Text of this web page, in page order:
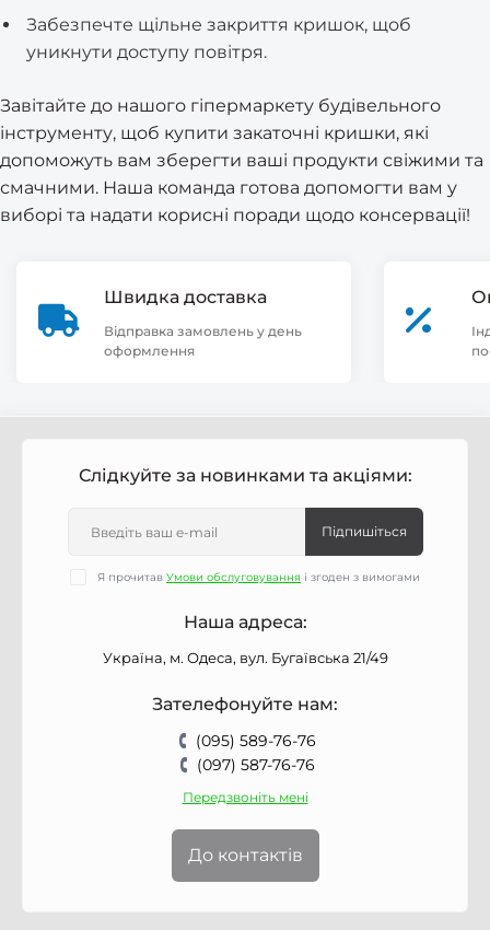
Забезпечте щільне закриття кришок, щоб
уникнути доступу повітря.
Завітайте до нашого гіпермаркету будівельного
інструменту, щоб купити закаточні кришки, які
допоможуть вам зберегти ваші продукти свіжими та
смачними. Наша команда готова допомогти вам у
виборі та надати корисні поради щодо консервації!
Швидка доставка
Відправка замовлень у день
оформлення
Слідкуйте за новинками та акціями:
Підпишіться
Я прочитав Умови обслуговування і згоден з вимогами
Наша адреса:
Україна, м. Одеса, вул. Бугаївська 21/49
Зателефонуйте нам:
(095) 589-76-76
(097) 587-76-76
Передзвоніть мені
До контактів